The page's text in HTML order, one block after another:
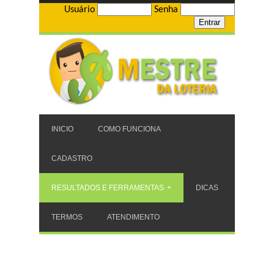
Usuário Senha
INICIO COMO FUNCIONA
CADASTRO
RESULTADOS E FERRAMENTAS DICAS
TERMOS ATENDIMENTO